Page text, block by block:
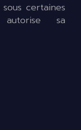
certaines
sa